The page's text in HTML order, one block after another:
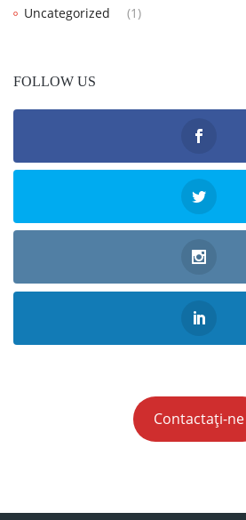
Uncategorized
(1)
FOLLOW US
Contactați-ne